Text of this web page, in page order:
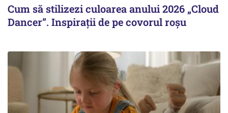
Cum să stilizezi culoarea anului 2026 „Cloud
Dancer”. Inspirații de pe covorul roșu